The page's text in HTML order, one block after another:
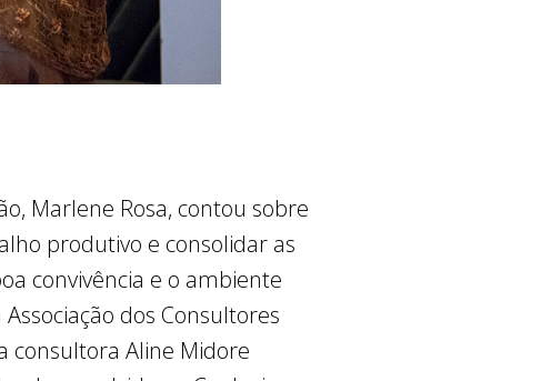
Marlene Rosa, contou sobre
produtivo e consolidar as
convivência e o ambiente
dos Consultores
consultora Aline Midore